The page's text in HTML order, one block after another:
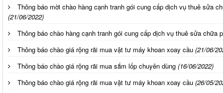
Thông báo mời chào hàng cạnh tranh gói cung cấp dịch vụ thuê sửa
(21/06/2022)
Thông báo chào hàng cạnh tranh gói cung cấp dịch vụ thuê sửa chữa
Thông báo chào giá rộng rãi mua vật tư máy khoan xoay cầu (21/06/
Thông báo chào giá rộng rãi mua sắm lốp chuyên dùng (16/06/2022)
Thông báo chào giá rộng rãi mua vật tư máy khoan xoay cầu (26/05/